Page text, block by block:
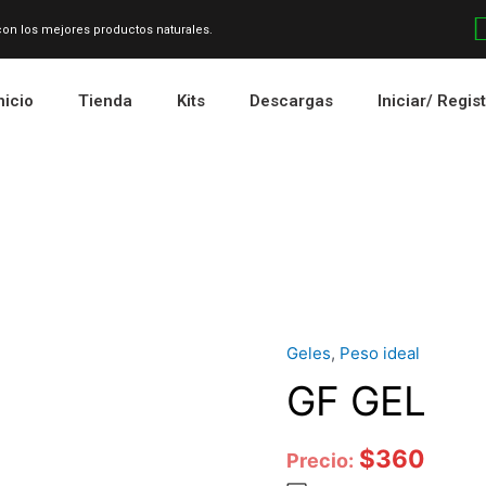
los mejores productos naturales.
Tienda Kits Descargas Iniciar/
Geles, Peso ideal
GF GEL
Precio: $360
Cantidad